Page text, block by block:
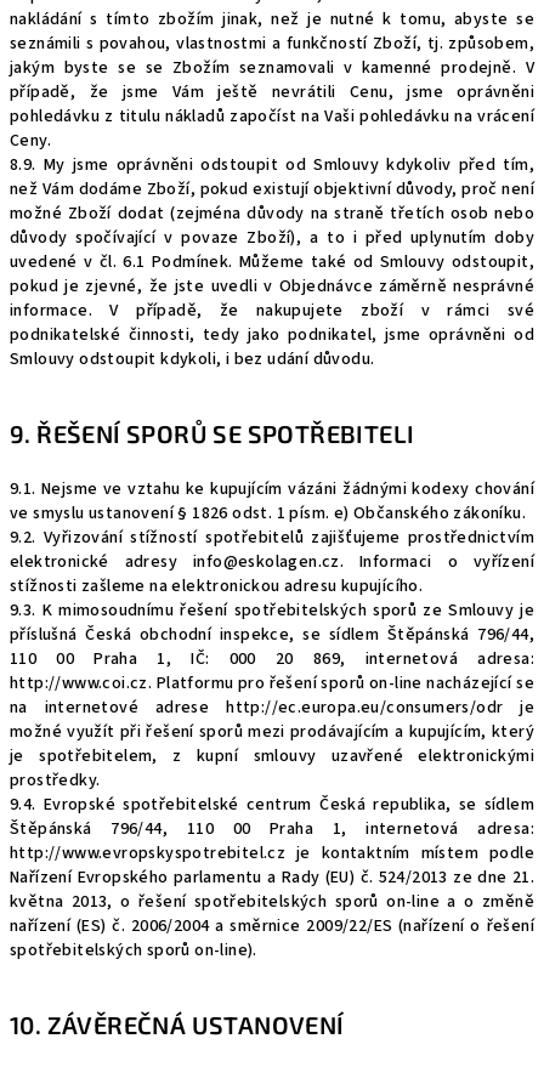
nakládání s tímto zbožím jinak, než je nutné k tomu, abyste se
seznámili s povahou, vlastnostmi a funkčností Zboží, tj. způsobem,
jakým byste se se Zbožím seznamovali v kamenné prodejně. V
případě, že jsme Vám ještě nevrátili Cenu, jsme oprávněni
pohledávku z titulu nákladů započíst na Vaši pohledávku na vrácení
Ceny.
8.9. My jsme oprávněni odstoupit od Smlouvy kdykoliv před tím,
než Vám dodáme Zboží, pokud existují objektivní důvody, proč není
možné Zboží dodat (zejména důvody na straně třetích osob nebo
důvody spočívající v povaze Zboží), a to i před uplynutím doby
uvedené v čl. 6.1 Podmínek. Můžeme také od Smlouvy odstoupit,
pokud je zjevné, že jste uvedli v Objednávce záměrně nesprávné
informace. V případě, že nakupujete zboží v rámci své
podnikatelské činnosti, tedy jako podnikatel, jsme oprávněni od
Smlouvy odstoupit kdykoli, i bez udání důvodu.
9. ŘEŠENÍ SPORŮ SE SPOTŘEBITELI
9.1. Nejsme ve vztahu ke kupujícím vázáni žádnými kodexy chování
ve smyslu ustanovení § 1826 odst. 1 písm. e) Občanského zákoníku.
9.2. Vyřizování stížností spotřebitelů zajišťujeme prostřednictvím
elektronické adresy info@eskolagen.cz. Informaci o vyřízení
stížnosti zašleme na elektronickou adresu kupujícího.
9.3. K mimosoudnímu řešení spotřebitelských sporů ze Smlouvy je
příslušná Česká obchodní inspekce, se sídlem Štěpánská 796/44,
110 00 Praha 1, IČ: 000 20 869, internetová adresa:
http://www.coi.cz. Platformu pro řešení sporů on-line nacházející se
na internetové adresehttp://ec.europa.eu/consumers/odr je
možné využít při řešení sporů mezi prodávajícím a kupujícím, který
je spotřebitelem, z kupní smlouvy uzavřené elektronickými
prostředky.
9.4. Evropské spotřebitelské centrum Česká republika, se sídlem
Štěpánská 796/44, 110 00 Praha 1, internetová adresa:
http://www.evropskyspotrebitel.cz je kontaktním místem podle
Nařízení Evropského parlamentu a Rady (EU) č. 524/2013 ze dne 21.
května 2013, o řešení spotřebitelských sporů on-line a o změně
nařízení (ES) č. 2006/2004 a směrnice 2009/22/ES (nařízení o řešení
spotřebitelských sporů on-line).
10. ZÁVĚREČNÁ USTANOVENÍ